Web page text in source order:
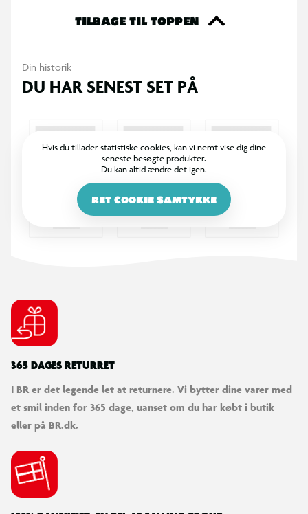
I BR er det legende let at returnere. Vi bytter dine varer med
et smil inden for 365 dage, uanset om du har købt i butik
100% DANSKEJET: EN DEL AF SALLING GROUP
Når du handler i BR, går en del af overskuddet via Salling
Vi er klar til at hjælpe dig! Du kan kontakte os via e-mail
eller få hjælp via chat og telefon for endnu hurtigere
betjening.
KUNDESERVICE